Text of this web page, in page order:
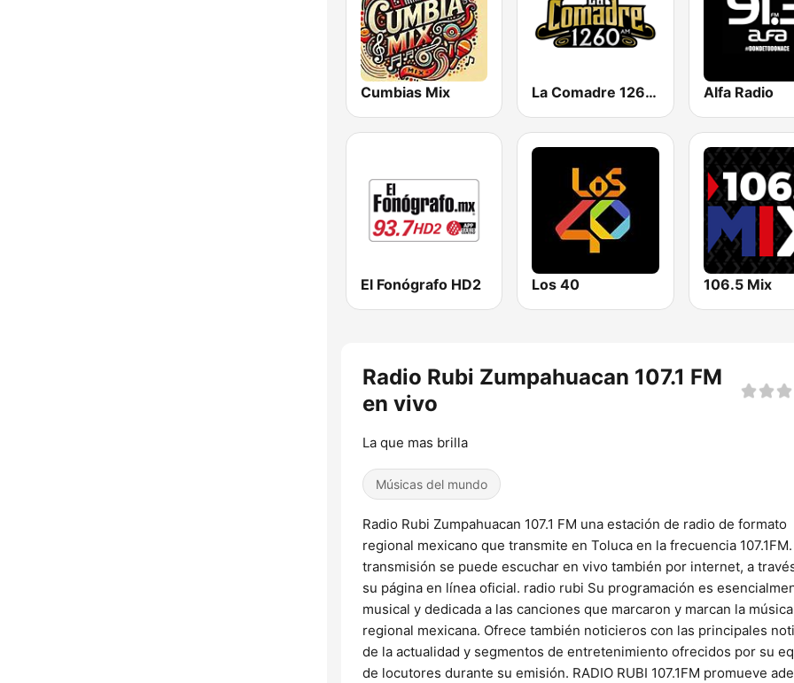
Cumbias Mix La Comadre 1260 AM Alfa Radio
El Fonógrafo HD2 Los 40 106.5 Mix
Radio Rubi Zumpahuacan 107.1 FM
en vivo
La que mas brilla
Músicas del mundo
Radio Rubi Zumpahuacan 107.1 FM una estación de radio de formato
regional mexicano que transmite en Toluca en la frecuencia
transmisión se puede escuchar en vivo también por internet, a
su página en línea oficial. radio rubi Su programación es
musical y dedicada a las canciones que marcaron y marcan la música
regional mexicana. Ofrece también noticieros con las principales
de la actualidad y segmentos de entretenimiento ofrecidos por su
de locutores durante su emisión. RADIO RUBI 107.1FM promueve